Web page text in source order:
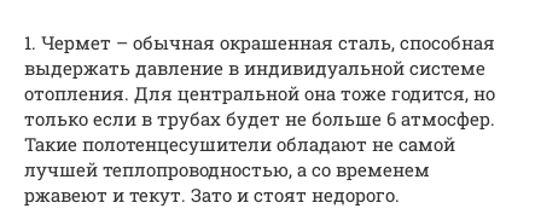
1. Чермет – обычная окрашенная сталь, способная
выдержать давление в индивидуальной системе
отопления. Для центральной она тоже годится, но
только если в трубах будет не больше 6 атмосфер.
Такие полотенцесушители обладают не самой
лучшей теплопроводностью, а со временем
ржавеют и текут. Зато и стоят недорого.